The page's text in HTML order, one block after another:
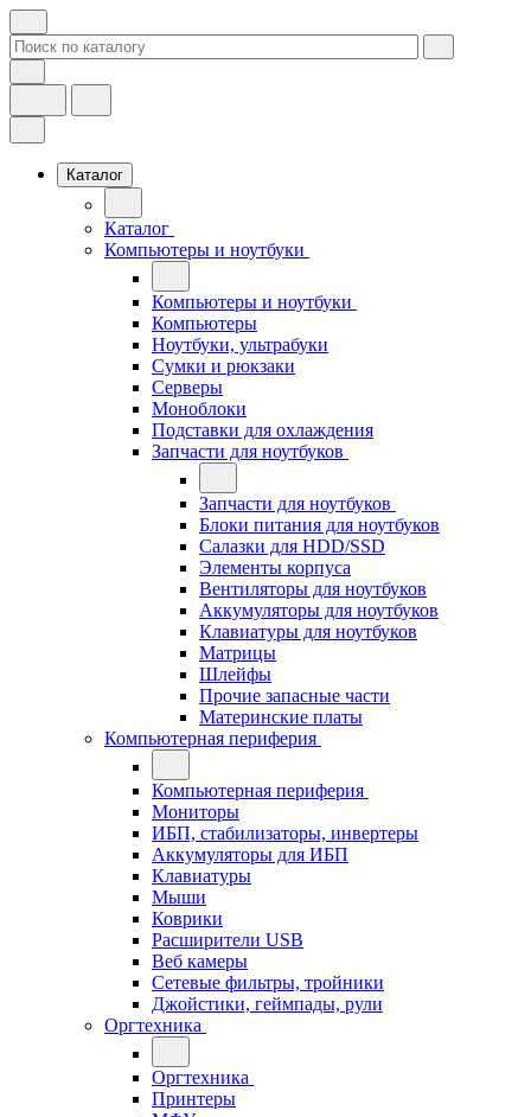
Каталог
Каталог
Компьютеры и ноутбуки
Компьютеры и ноутбуки
Компьютеры
Ноутбуки, ультрабуки
Сумки и рюкзаки
Серверы
Моноблоки
Подставки для охлаждения
Запчасти для ноутбуков
Запчасти для ноутбуков
Блоки питания для ноутбуков
Салазки для HDD/SSD
Элементы корпуса
Вентиляторы для ноутбуков
Аккумуляторы для ноутбуков
Клавиатуры для ноутбуков
Матрицы
Шлейфы
Прочие запасные части
Материнские платы
Компьютерная периферия
Компьютерная периферия
Мониторы
ИБП, стабилизаторы, инвертеры
Аккумуляторы для ИБП
Клавиатуры
Мыши
Коврики
Расширители USB
Веб камеры
Сетевые фильтры, тройники
Джойстики, геймпады, рули
Оргтехника
Оргтехника
Принтеры